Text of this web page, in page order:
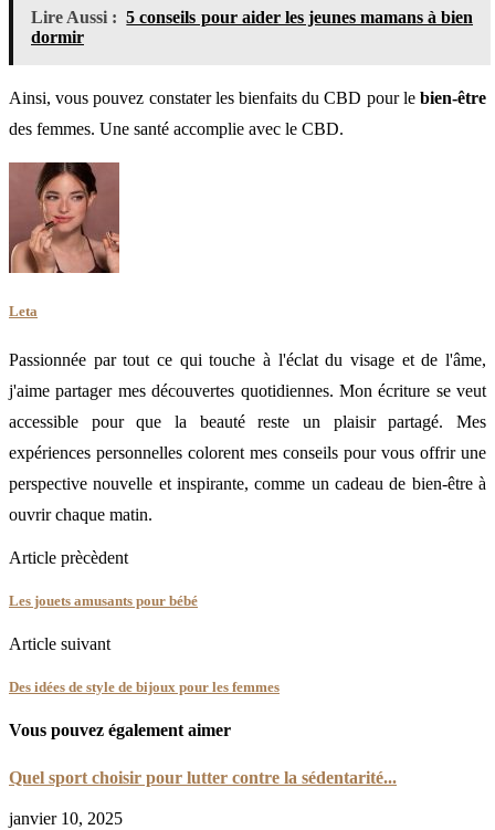
Lire Aussi : 5 conseils pour aider les jeunes mamans à bien
dormir
Ainsi, vous pouvez constater les bienfaits du CBD pour le bien-être
des femmes. Une santé accomplie avec le CBD.
Leta
Passionnée par tout ce qui touche à l'éclat du visage et de l'âme,
j'aime partager mes découvertes quotidiennes. Mon écriture se veut
accessible pour que la beauté reste un plaisir partagé. Mes
expériences personnelles colorent mes conseils pour vous offrir une
perspective nouvelle et inspirante, comme un cadeau de bien-être à
ouvrir chaque matin.
Article prècèdent
Les jouets amusants pour bébé
Article suivant
Des idées de style de bijoux pour les femmes
Vous pouvez également aimer
Quel sport choisir pour lutter contre la sédentarité...
janvier 10, 2025